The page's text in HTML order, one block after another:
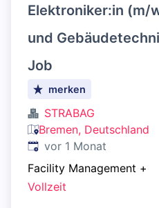
Elektroniker:in (m/
und
Job
merken
STRABAG
Bremen, Deutschland
Veröffentlicht:
vor 1 Monat
Facility Management +
Vollzeit